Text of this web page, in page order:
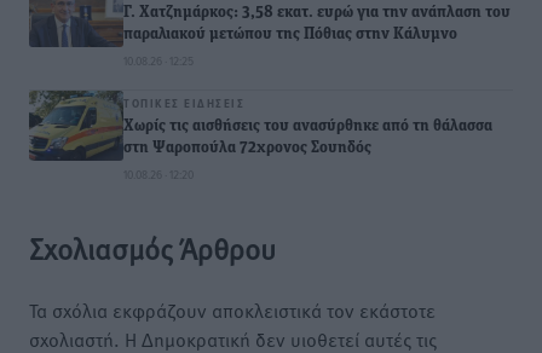
Γ. Χατζημάρκος: 3,58 εκατ. ευρώ για την ανάπλαση του
παραλιακού μετώπου της Πόθιας στην Κάλυμνο
10.08.26 · 12:25
ΤΟΠΙΚΈΣ ΕΙΔΉΣΕΙΣ
Χωρίς τις αισθήσεις του ανασύρθηκε από τη θάλασσα
στη Ψαροπούλα 72χρονος Σουηδός
10.08.26 · 12:20
Σχολιασμός Άρθρου
Τα σχόλια εκφράζουν αποκλειστικά τον εκάστοτε
σχολιαστή. Η Δημοκρατική δεν υιοθετεί αυτές τις